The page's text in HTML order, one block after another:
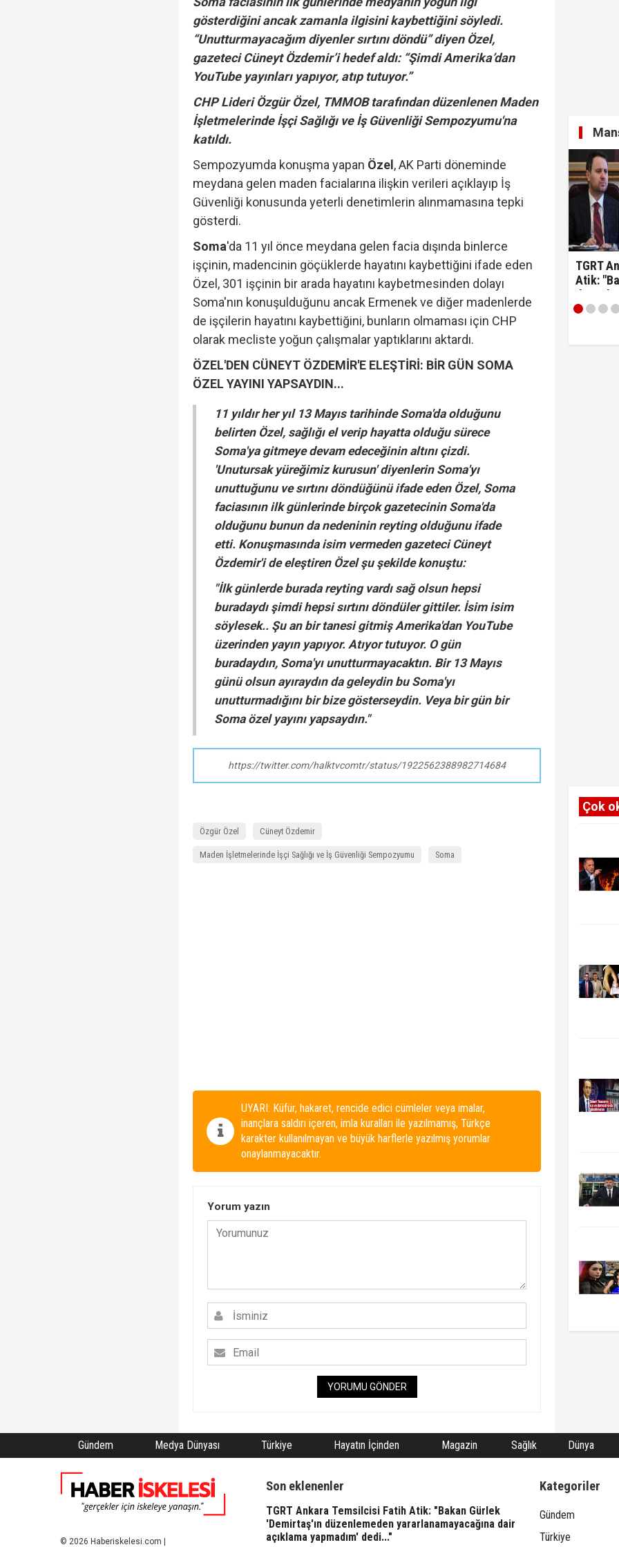
İzmit Belediyesi'nde 'rüşvet skandalının' görüntüleri ortaya çıktı! ‘Oraya koy
TGRT Ankara Temsilcisi Fatih Atik: "Bakan Gürlek 'Demirtaş'ın
gösterdiğini ancak zamanla ilgisini kaybettiğini söyledi.
“Unutturmayacağım diyenler sırtını döndü” diyen Özel,
gazeteci Cüneyt Özdemir’i hedef aldı: “Şimdi Amerika’dan
YouTube yayınları yapıyor, atıp tutuyor.”
CHP Lideri Özgür Özel, TMMOB tarafından düzenlenen Maden
İşletmelerinde İşçi Sağlığı ve İş Güvenliği Sempozyumu'na
katıldı.
Sempozyumda konuşma yapan Özel, AK Parti döneminde
meydana gelen maden facialarına ilişkin verileri açıklayıp İş
Güvenliği konusunda yeterli denetimlerin alınmamasına tepki
gösterdi.
Soma'da 11 yıl önce meydana gelen facia dışında binlerce
işçinin, madencinin göçüklerde hayatını kaybettiğini ifade eden
Özel, 301 işçinin bir arada hayatını kaybetmesinden dolayı
Soma'nın konuşulduğunu ancak Ermenek ve diğer madenlerde
de işçilerin hayatını kaybettiğini, bunların olmaması için CHP
olarak mecliste yoğun çalışmalar yaptıklarını aktardı.
ÖZEL'DEN CÜNEYT ÖZDEMİR'E ELEŞTİRİ: BİR GÜN SOMA
ÖZEL YAYINI YAPSAYDIN...
11 yıldır her yıl 13 Mayıs tarihinde Soma'da olduğunu
belirten Özel, sağlığı el verip hayatta olduğu sürece
Soma'ya gitmeye devam edeceğinin altını çizdi.
'Unutursak yüreğimiz kurusun' diyenlerin Soma'yı
unuttuğunu ve sırtını döndüğünü ifade eden Özel, Soma
faciasının ilk günlerinde birçok gazetecinin Soma'da
olduğunu bunun da nedeninin reyting olduğunu ifade
etti. Konuşmasında isim vermeden gazeteci Cüneyt
Özdemir'i de eleştiren Özel şu şekilde konuştu:
"İlk günlerde burada reyting vardı sağ olsun hepsi
buradaydı şimdi hepsi sırtını döndüler gittiler. İsim isim
söylesek.. Şu an bir tanesi gitmiş Amerika'dan YouTube
üzerinden yayın yapıyor. Atıyor tutuyor. O gün
buradaydın, Soma'yı unutturmayacaktın. Bir 13 Mayıs
günü olsun ayıraydın da geleydin bu Soma'yı
unutturmadığını bir bize gösterseydin. Veya bir gün bir
Soma özel yayını yapsaydın."
https://twitter.com/halktvcomtr/status/1922562388982714684
Özgür Özel Cüneyt Özdemir
Maden İşletmelerinde İşçi Sağlığı ve İş Güvenliği Sempozyumu Soma
UYARI: Küfür, hakaret, rencide edici cümleler veya imalar,
inançlara saldırı içeren, imla kuralları ile yazılmamış, Türkçe
karakter kullanılmayan ve büyük harflerle yazılmış yorumlar
onaylanmayacaktır.
Yorum yazın
YORUMU GÖNDER
TGRT
Atik:
Çok
Gündem Medya Dünyası Türkiye Hayatın İçinden Magazin Sağlık Dünya
© 2026 Haberiskelesi.com |
Son eklenenler
TGRT Ankara Temsilcisi Fatih Atik: "Bakan Gürlek
'Demirtaş'ın düzenlemeden yararlanamayacağına dair
açıklama yapmadım' dedi..."
Kategoriler
Gündem
Türkiye